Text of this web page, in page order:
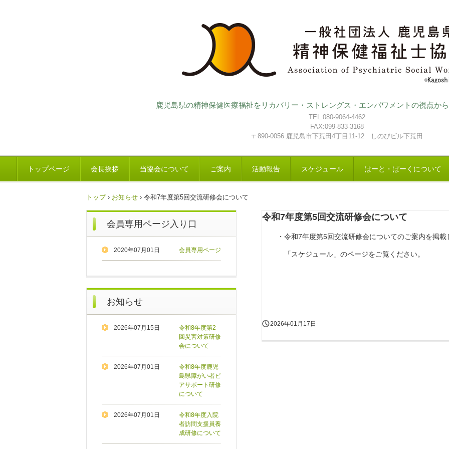
鹿児島県の精神保健医療福祉をリカバリー・ストレングス・エンパワメントの視点か
TEL:080-9064-4462
FAX:099-833-3168
〒890-0056 鹿児島市下荒田4丁目11-12 しのびビル下荒田
トップページ 会長挨拶 当協会について ご案内 活動報告 スケジュール はーと・ぱーくについて
トップ › お知らせ › 令和7年度第5回交流研修会について
令和7年度第5回交流研修会について
・令和7年度第5回交流研修会についてのご案内を掲載
「スケジュール」のページをご覧ください。
2026年01月17日
会員専用ページ入り口
2020年07月01日 会員専用ページ
お知らせ
2026年07月15日
令和8年度第2
回災害対策研修
会について
2026年07月01日
令和8年度鹿児
島県障がい者ピ
アサポート研修
について
2026年07月01日
令和8年度入院
者訪問支援員養
成研修について